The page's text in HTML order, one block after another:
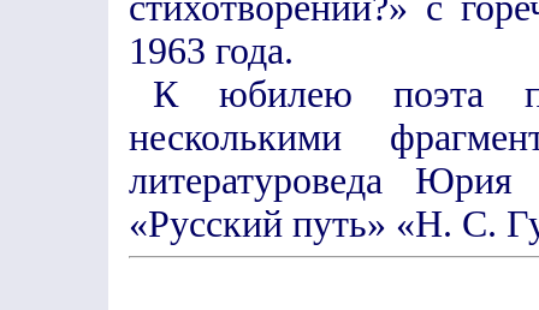
1963 года.
К юбилею поэта
несколькими
литературоведа
«Русский путь» «Н. С.